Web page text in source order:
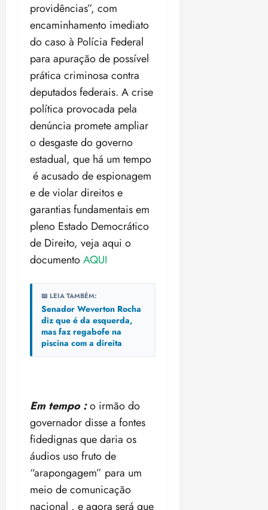
providências”, com
encaminhamento imediato
do caso à Polícia Federal
para apuração de possível
prática criminosa contra
deputados federais. A crise
política provocada pela
denúncia promete ampliar
o desgaste do governo
estadual, que há um tempo
é acusado de espionagem
e de violar direitos e
garantias fundamentais em
pleno Estado Democrático
de Direito, veja aqui o
documentoAQUI
📖 LEIA TAMBÉM:
Senador Weverton Rocha
diz que é da esquerda,
mas faz regabofe na
piscina com a direita
Em tempo :o irmão do
governador disse a fontes
fidedignas que daria os
áudios uso fruto de
“arapongagem” para um
meio de comunicação
nacional , e agora será que